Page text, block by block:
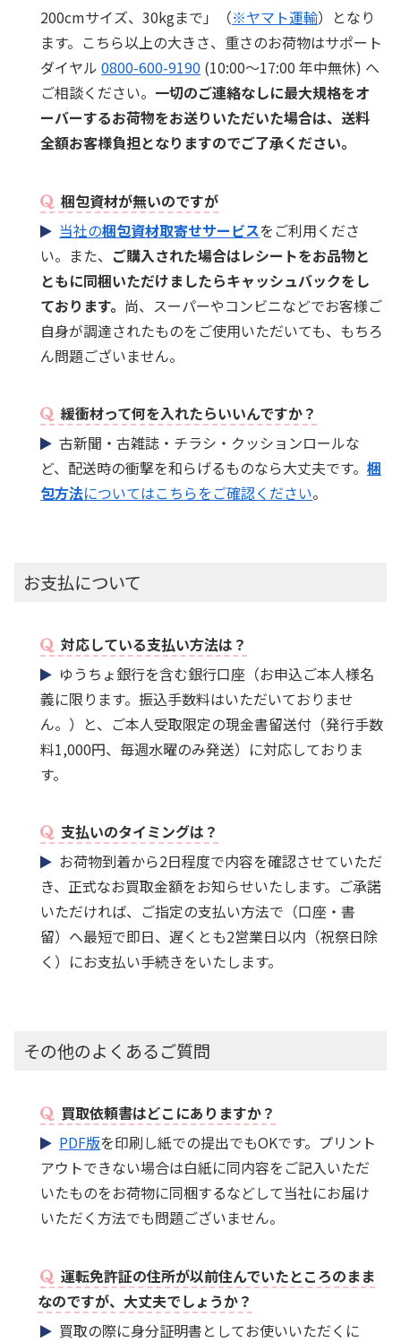
200cmサイズ、30kgまで」（※ヤマト運輸）となり
ます。こちら以上の大きさ、重さのお荷物はサポート
ダイヤル0800-600-9190 (10:00～17:00 年中無休) へ
ご相談ください。 一切のご連絡なしに最大規格をオ
ーバーするお荷物をお送りいただいた場合は、送料
全額お客様負担となりますのでご了承ください。
梱包資材が無いのですが
当社の梱包資材取寄せサービスをご利用くださ
い。また、 ご購入された場合はレシートをお品物と
ともに同梱いただけましたらキャッシュバックをし
ております。 尚、スーパーやコンビニなどでお客様ご
自身が調達されたものをご使用いただいても、もちろ
ん問題ございません。
緩衝材って何を入れたらいいんですか？
古新聞・古雑誌・チラシ・クッションロールな
ど、配送時の衝撃を和らげるものなら大丈夫です。梱
包方法についてはこちらをご確認ください。
お支払について
対応している支払い方法は？
ゆうちょ銀行を含む銀行口座（お申込ご本人様名
義に限ります。振込手数料はいただいておりませ
ん。）と、ご本人受取限定の現金書留送付（発行手数
料1,000円、毎週水曜のみ発送）に対応しておりま
す。
支払いのタイミングは？
お荷物到着から2日程度で内容を確認させていただ
き、正式なお買取金額をお知らせいたします。ご承諾
いただければ、ご指定の支払い方法で（口座・書
留）へ最短で即日、遅くとも2営業日以内（祝祭日除
く）にお支払い手続きをいたします。
その他のよくあるご質問
買取依頼書はどこにありますか？
PDF版を印刷し紙での提出でもOKです。プリント
アウトできない場合は白紙に同内容をご記入いただ
いたものをお荷物に同梱するなどして当社にお届け
いただく方法でも問題ございません。
運転免許証の住所が以前住んでいたところのまま
なのですが、大丈夫でしょうか？
買取の際に身分証明書としてお使いいただくに